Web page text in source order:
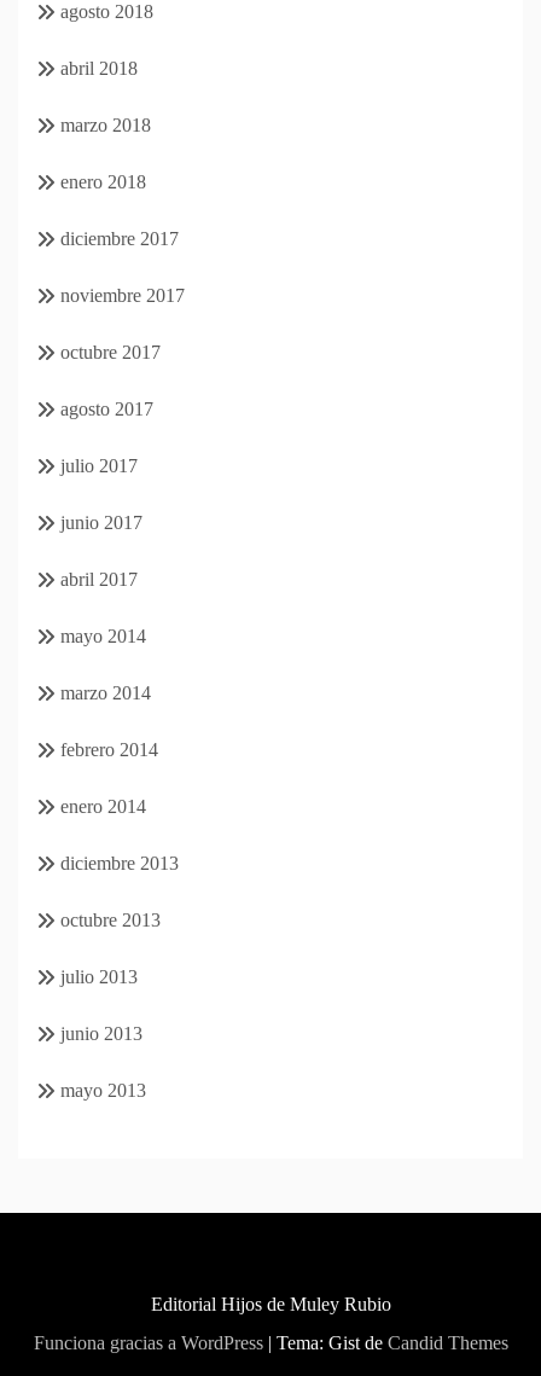
agosto 2018
abril 2018
marzo 2018
enero 2018
diciembre 2017
noviembre 2017
octubre 2017
agosto 2017
julio 2017
junio 2017
abril 2017
mayo 2014
marzo 2014
febrero 2014
enero 2014
diciembre 2013
octubre 2013
julio 2013
junio 2013
mayo 2013
Editorial Hijos de Muley Rubio
Funciona gracias a WordPress | Tema: Gist de Candid Themes